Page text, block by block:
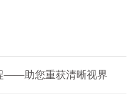
——助您重获清晰视界